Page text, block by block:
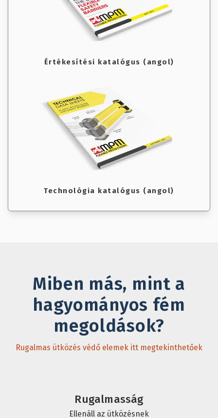
Értékesítési katalógus (angol)
Technológia katalógus (angol)
Miben más, mint a
hagyományos fém
megoldások?
Rugalmas ütközés védő elemek itt megtekinthetőek
Rugalmasság
Ellenáll az ütközésnek